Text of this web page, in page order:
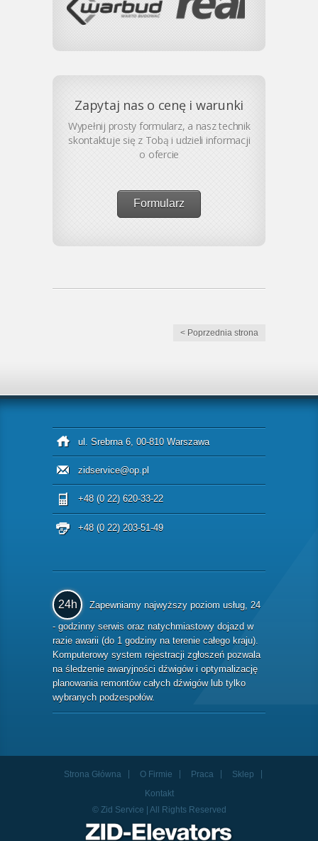
Zapytaj nas o cenę i warunki
Wypełnij prosty formularz, a nasz technik
skontaktuje się z Tobą i udzieli informacji
o ofercie
Formularz
< Poprzednia strona
ul. Srebrna 6, 00-810 Warszawa
zidservice@op.pl
+48 (0 22) 620-33-22
+48 (0 22) 203-51-49
24h
Zapewniamy najwyższy poziom usług, 24
- godzinny serwis oraz natychmiastowy dojazd w
razie awarii (do 1 godziny na terenie całego kraju).
Komputerowy system rejestracji zgłoszeń pozwala
na śledzenie awaryjności dźwigów i optymalizację
planowania remontów całych dźwigów lub tylko
wybranych podzespołów.
Strona Główna O Firmie Praca
Sklep
Kontakt
© Zid Service | All Rights Reserved